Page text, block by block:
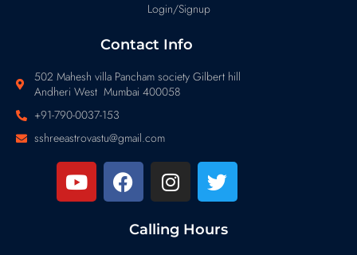
Login/Signup
Contact Info
502 Mahesh villa Pancham society Gilbert hill
Andheri West Mumbai 400058
+91-790-0037-153
sshreeastrovastu@gmail.com
Calling Hours